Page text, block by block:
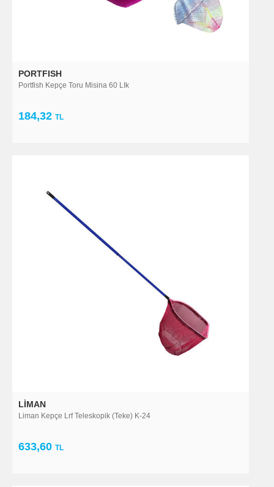
PORTFISH
Portfish Kepçe Toru Misina 60 LIk
184,32 TL
LIMAN
Liman Kepçe Lrf Teleskopik (Teke) K-24
633,60 TL